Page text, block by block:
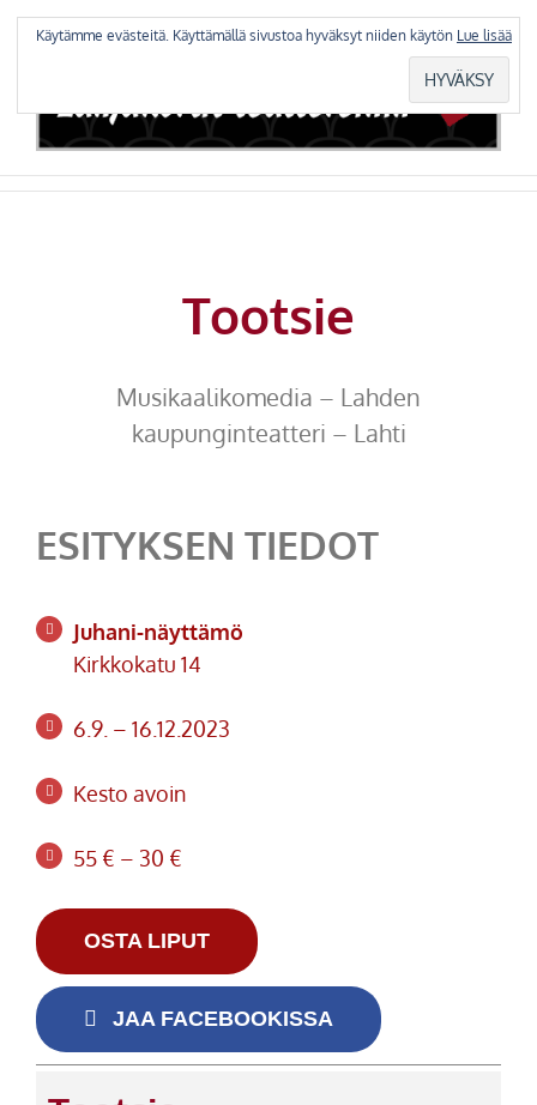
Tootsie
Musikaalikomedia – Lahden
kaupunginteatteri – Lahti
ESITYKSEN TIEDOT
Juhani-näyttämö
Kirkkokatu 14
6.9. – 16.12.2023
Kesto avoin
55 € – 30 €
OSTA LIPUT
JAA FACEBOOKISSA
Käytämme evästeitä. Käyttämällä sivustoa hyväksyt niiden käytön Lue lisää